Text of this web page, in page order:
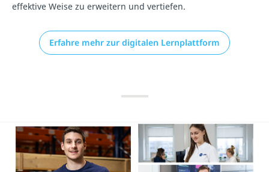
effektive Weise zu erweitern und vertiefen.
Erfahre mehr zur digitalen Lernplattform